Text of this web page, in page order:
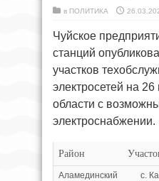
в ПОЛИТИКА
Чуйское
станций
участков
электросетей на
области с
электроснабжении.
Район
Аламединский
с.